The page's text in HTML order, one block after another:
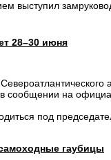
выступил
28–30 июня
сообщении на
под
гаубицы